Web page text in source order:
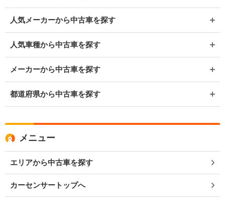
人気メーカーから中古車を探す
人気車種から中古車を探す
メーカーから中古車を探す
都道府県から中古車を探す
メニュー
エリアから中古車を探す
カーセンサートップへ